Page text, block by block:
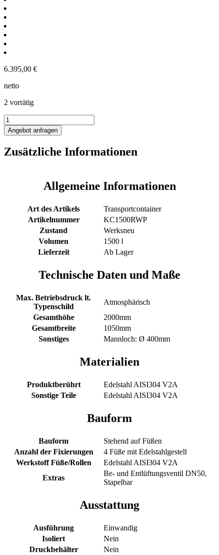
6.395,00 €
netto
2 vorrätig
1500L
Edelstahl
Transportbehälter
Propellerrührwerk
Angebot anfragen
Zusätzliche Informationen
Allgemeine Informationen
Art des Artikels
Transportcontainer
Artikelnummer
KC1500RWP
Zustand
Werksneu
Volumen
1500 l
Lieferzeit
Ab Lager
Technische Daten und Maße
Max. Betriebsdruck lt.
Typenschild
Atmosphärisch
Gesamthöhe
2000mm
Gesamtbreite
1050mm
Sonstiges
Mannloch: Ø 400mm
Materialien
Produktberührt
Edelstahl AISI304 V2A
Sonstige Teile
Edelstahl AISI304 V2A
Bauform
Bauform
Stehend auf Füßen
Anzahl der Fixierungen
4 Füße mit Edelstahlgestell
Werkstoff Füße/Rollen
Edelstahl AISI304 V2A
Extras
Be- und Entlüftungsventil DN50,
Stapelbar
Ausstattung
Ausführung
Einwandig
Isoliert
Nein
Druckbehälter
Nein